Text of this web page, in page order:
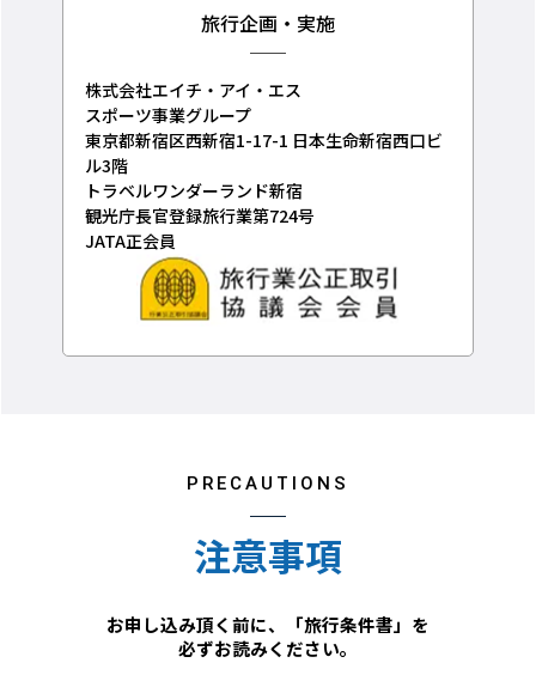
旅行企画・実施
株式会社エイチ・アイ・エス
スポーツ事業グループ
東京都新宿区西新宿1-17-1 日本生命新宿西口ビ
ル3階
トラベルワンダーランド新宿
観光庁長官登録旅行業第724号
JATA正会員
PRECAUTIONS
注意事項
お申し込み頂く前に、「旅行条件書」を
必ずお読みください。